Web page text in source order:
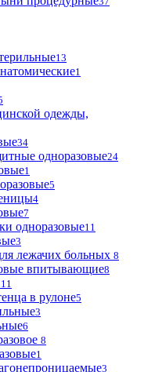
13
1
одежды,
34
одноразовые24
1
5
4
7
одноразовые11
3
лежачих больных 8
впитывающие8
11
в рулоне5
3
6
8
1
3